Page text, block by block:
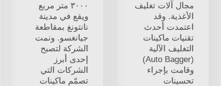
مجال آلات تغليف
الأغذية. وقد
اعتمدت أحدث
تقنيات ماكينات
التغليف الآلية
(Auto Bagger)
وقامت بإجراء
تحسينات
٣٠٠٠ متر مربع
ويقع في مدينة
نانتونغ بمقاطعة
جيانغسو. ونمت
الشركة لتصبح
إحدى أبرز
الشركات التي
تصمّم ماكينات